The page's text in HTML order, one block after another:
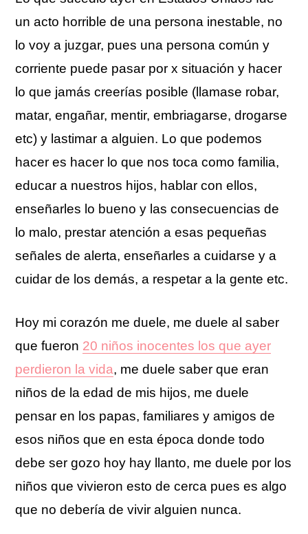
un acto horrible de una persona inestable, no
lo voy a juzgar, pues una persona común y
corriente puede pasar por x situación y hacer
lo que jamás creerías posible (llamase robar,
matar, engañar, mentir, embriagarse, drogarse
etc) y lastimar a alguien. Lo que podemos
hacer es hacer lo que nos toca como familia,
educar a nuestros hijos, hablar con ellos,
enseñarles lo bueno y las consecuencias de
lo malo, prestar atención a esas pequeñas
señales de alerta, enseñarles a cuidarse y a
cuidar de los demás, a respetar a la gente etc.
Hoy mi corazón me duele, me duele al saber
que fueron 20 niños inocentes los que ayer
perdieron la vida, me duele saber que eran
niños de la edad de mis hijos, me duele
pensar en los papas, familiares y amigos de
esos niños que en esta época donde todo
debe ser gozo hoy hay llanto, me duele por los
niños que vivieron esto de cerca pues es algo
que no debería de vivir alguien nunca.